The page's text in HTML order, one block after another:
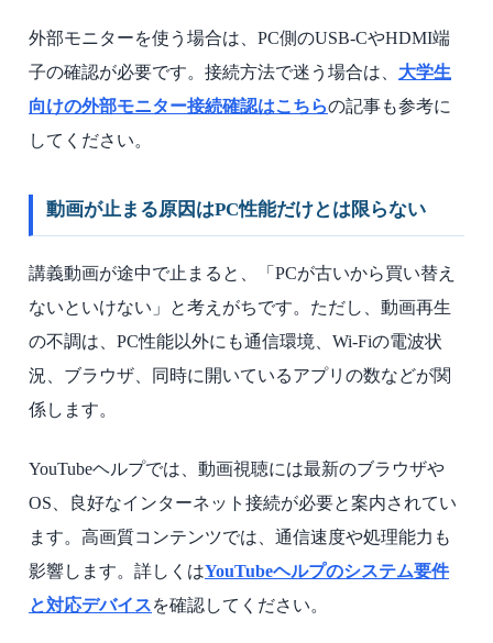
外部モニターを使う場合は、PC側のUSB-CやHDMI端
子の確認が必要です。接続方法で迷う場合は、 大学生
向けの外部モニター接続確認はこちらの記事も参考に
してください。
動画が止まる原因はPC性能だけとは限らない
講義動画が途中で止まると、「PCが古いから買い替え
ないといけない」と考えがちです。ただし、動画再生
の不調は、PC性能以外にも通信環境、Wi-Fiの電波状
況、ブラウザ、同時に開いているアプリの数などが関
係します。
YouTubeヘルプでは、動画視聴には最新のブラウザや
OS、良好なインターネット接続が必要と案内されてい
ます。高画質コンテンツでは、通信速度や処理能力も
影響します。詳しくはYouTubeヘルプのシステム要件
と対応デバイスを確認してください。